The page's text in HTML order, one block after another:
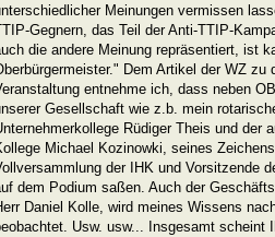
Meinungen vermissen
Gegnern, das Teil der Anti-TTIP-
die andere Meinung repräsentiert, ist
Dem Artikel der WZ zu
entnehme ich, dass neben
Gesellschaft wie z.b. mein
Rüdiger Theis und der
Michael Kozinowki, seines
der IHK und Vorsitzende
dem Podium saßen. Auch der
Daniel Kolle, wird meines Wissens
Usw. usw... Insgesamt scheint